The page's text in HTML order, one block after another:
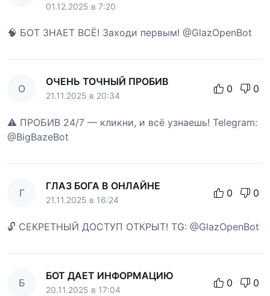
01.12.2025 в 7:20
🧠 БОТ ЗНАЕТ ВСЁ! Заходи первым! @GlazOpenBot
О
ОЧЕНЬ ТОЧНЫЙ ПРОБИВ
21.11.2025 в 20:34
0 0
⚠️ ПРОБИВ 24/7 — кликни, и всё узнаешь! Telegram:
@BigBazeBot
Г
ГЛАЗ БОГА В ОНЛАЙНЕ
21.11.2025 в 16:24
0 0
🔓 СЕКРЕТНЫЙ ДОСТУП ОТКРЫТ! TG: @GlazOpenBot
Б
БОТ ДАЕТ ИНФОРМАЦИЮ
20.11.2025 в 17:04
0 0